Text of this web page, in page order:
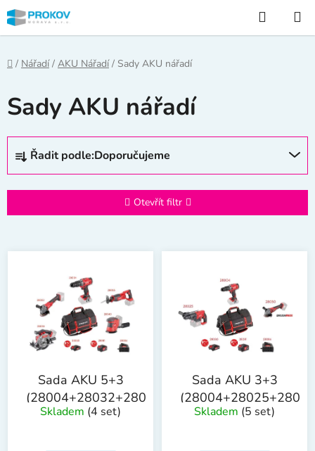
Přejít
na
obsah
Hledat
Domů
/ Nářadí / AKU Nářadí / Sady AKU nářadí
Sady AKU nářadí
Ř
z
n
p
Řadit podle:Doporučujeme
Otevřít filtr
V
Sada AKU 5+3
Skladem (4 set)
Sada AKU 3+3
Skladem (5 set)